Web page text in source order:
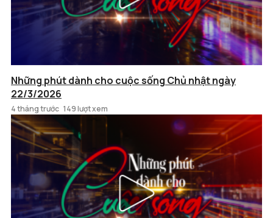
Những phút dành cho cuộc sống Chủ nhật ngày
22/3/2026
4 tháng trước 149 lượt xem